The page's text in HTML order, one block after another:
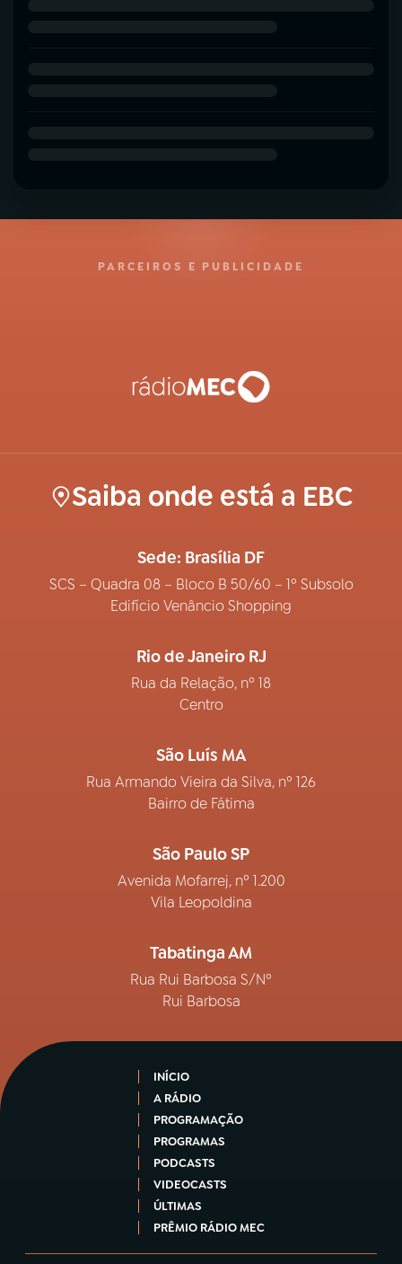
PARCEIROS E PUBLICIDADE
Saiba onde está a EBC
Sede: Brasília DF
SCS – Quadra 08 – Bloco B 50/60 – 1º Subsolo
Edifício Venâncio Shopping
Rio de Janeiro RJ
Rua da Relação, nº 18
Centro
São Luís MA
Rua Armando Vieira da Silva, nº 126
Bairro de Fátima
São Paulo SP
Avenida Mofarrej, nº 1.200
Vila Leopoldina
Tabatinga AM
Rua Rui Barbosa S/Nº
Rui Barbosa
INÍCIO
A RÁDIO
PROGRAMAÇÃO
PROGRAMAS
PODCASTS
VIDEOCASTS
ÚLTIMAS
PRÊMIO RÁDIO MEC